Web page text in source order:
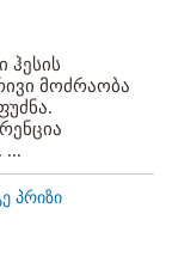
ჰესის
მოძრაობა
...
პრიზი